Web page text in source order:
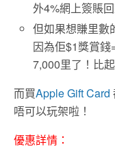
外4%網上簽賬
但如果想賺里數
因為佢$1獎賞
7,000里了！比
而買Apple Gift Card
唔可以玩架啦！
優惠詳情：